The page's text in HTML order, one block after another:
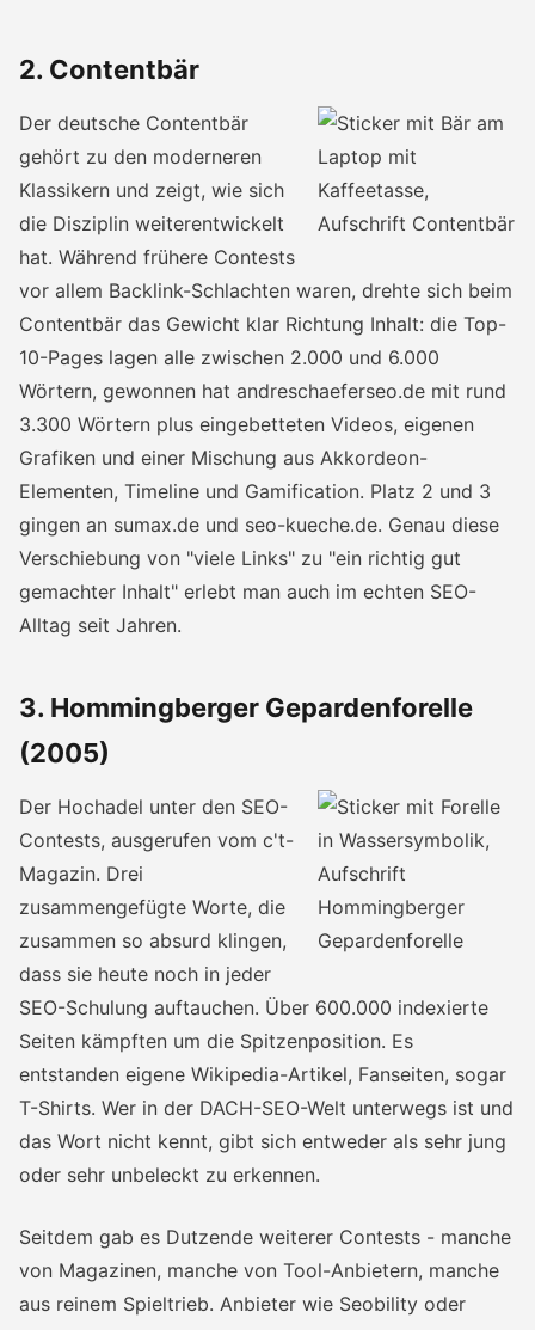
2. Contentbär
Der deutsche Contentbär
gehört zu den moderneren
Klassikern und zeigt, wie sich
die Disziplin weiterentwickelt
hat. Während frühere Contests
vor allem Backlink-Schlachten waren, drehte sich beim
Contentbär das Gewicht klar Richtung Inhalt: die Top-
10-Pages lagen alle zwischen 2.000 und 6.000
Wörtern, gewonnen hat andreschaeferseo.de mit rund
3.300 Wörtern plus eingebetteten Videos, eigenen
Grafiken und einer Mischung aus Akkordeon-
Elementen, Timeline und Gamification. Platz 2 und 3
gingen an sumax.de und seo-kueche.de. Genau diese
Verschiebung von "viele Links" zu "ein richtig gut
gemachter Inhalt" erlebt man auch im echten SEO-
Alltag seit Jahren.
3. Hommingberger Gepardenforelle
(2005)
Der Hochadel unter den SEO-
Contests, ausgerufen vom c't-
Magazin. Drei
zusammengefügte Worte, die
zusammen so absurd klingen,
dass sie heute noch in jeder
SEO-Schulung auftauchen. Über 600.000 indexierte
Seiten kämpften um die Spitzenposition. Es
entstanden eigene Wikipedia-Artikel, Fanseiten, sogar
T-Shirts. Wer in der DACH-SEO-Welt unterwegs ist und
das Wort nicht kennt, gibt sich entweder als sehr jung
oder sehr unbeleckt zu erkennen.
Seitdem gab es Dutzende weiterer Contests - manche
von Magazinen, manche von Tool-Anbietern, manche
aus reinem Spieltrieb. Anbieter wie Seobility oder